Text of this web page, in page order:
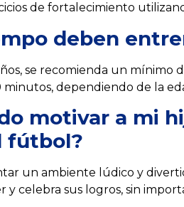
de fortalecimiento
deben
se recomienda un
dependiendo de la
motivar a mi
fútbol?
un ambiente lúdico y
y celebra sus logros, sin